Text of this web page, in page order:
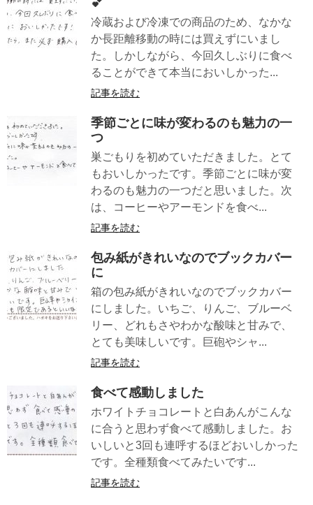
冷蔵および冷凍での商品のため、なかな
か長距離移動の時には買えずにいまし
た。しかしながら、今回久しぶりに食べ
ることができて本当においしかった...
記事を読む
季節ごとに味が変わるのも魅力の一
つ
巣ごもりを初めていただきました。とて
もおいしかったです。季節ごとに味が変
わるのも魅力の一つだと思いました。次
は、コーヒーやアーモンドを食べ...
記事を読む
包み紙がきれいなのでブックカバー
に
箱の包み紙がきれいなのでブックカバー
にしました。いちご、りんご、ブルーベ
リー、どれもさやわかな酸味と甘みで、
とても美味しいです。巨砲やシャ...
記事を読む
食べて感動しました
ホワイトチョコレートと白あんがこんな
に合うと思わず食べて感動しました。お
いしいと3回も連呼するほどおいしかった
です。全種類食べてみたいです...
記事を読む